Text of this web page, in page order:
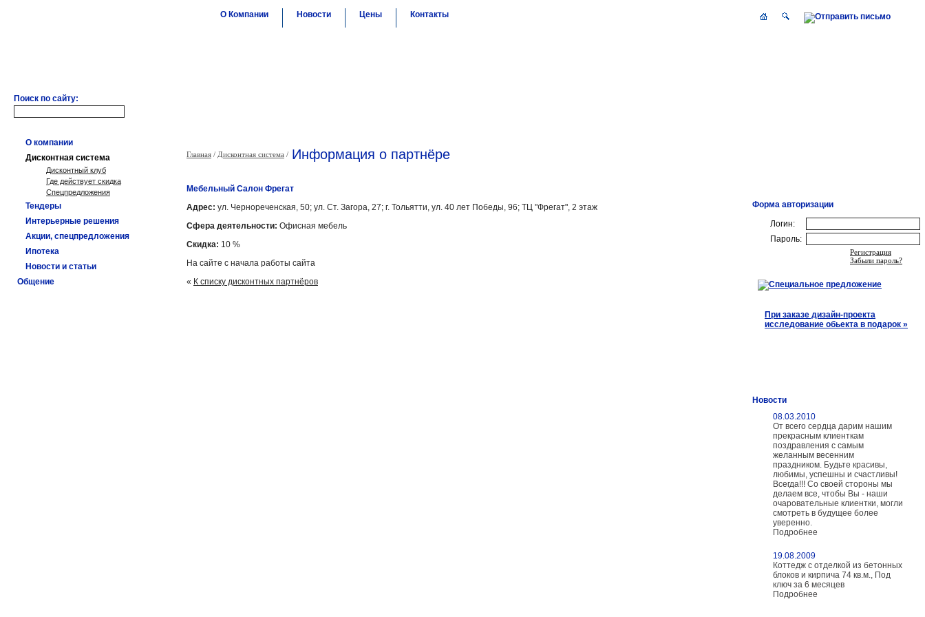
О Компании Новости Цены Контакты
Поиск по сайту:
О компании
Дисконтная система
Дисконтный клуб
Где действует скидка
Спецпредложения
Тендеры
Интерьерные решения
Акции, спецпредложения
Ипотека
Новости и статьи
Общение
Главная / Дисконтная система / Информация о партнёре
Мебельный Салон Фрегат
Адрес: ул. Чернореченская, 50; ул. Ст. Загора, 27; г. Тольятти, ул. 40 лет Победы, 96; ТЦ "Фрегат", 2 этаж
Сфера деятельности: Офисная мебель
Скидка: 10 %
На сайте с начала работы сайта
« К списку дисконтных партнёров
Форма авторизации
Логин:
Пароль:
Регистрация
Забыли пароль?
При заказе дизайн-проекта
исследование обьекта в подарок »
Новости
08.03.2010
От всего сердца дарим нашим
прекрасным клиенткам
поздравления с самым
желанным весенним
праздником. Будьте красивы,
любимы, успешны и счастливы!
Всегда!!! Со своей стороны мы
делаем все, чтобы Вы - наши
очаровательные клиентки, могли
смотреть в будущее более
уверенно.
Подробнее
19.08.2009
Коттедж с отделкой из бетонных
блоков и кирпича 74 кв.м., Под
ключ за 6 месяцев
Подробнее